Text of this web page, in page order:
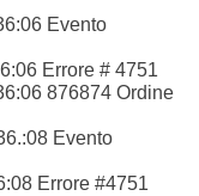
Evento
Errore # 4751
876874 Ordine
Evento
Errore #4751